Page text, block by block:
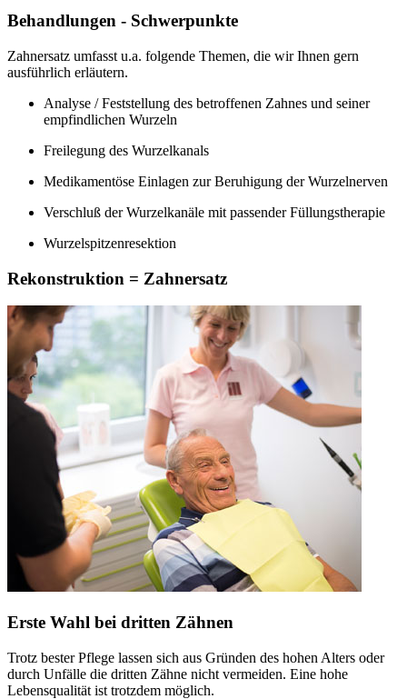
Behandlungen - Schwerpunkte
Zahnersatz umfasst u.a. folgende Themen, die wir Ihnen gern
ausführlich erläutern.
Analyse / Feststellung des betroffenen Zahnes und seiner
empfindlichen Wurzeln
Freilegung des Wurzelkanals
Medikamentöse Einlagen zur Beruhigung der Wurzelnerven
Verschluß der Wurzelkanäle mit passender Füllungstherapie
Wurzelspitzenresektion
Rekonstruktion = Zahnersatz
Erste Wahl bei dritten Zähnen
Trotz bester Pflege lassen sich aus Gründen des hohen Alters oder
durch Unfälle die dritten Zähne nicht vermeiden. Eine hohe
Lebensqualität ist trotzdem möglich.